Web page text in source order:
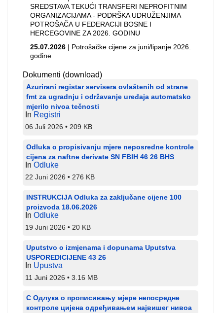
SREDSTAVA TEKUĆI TRANSFERI NEPROFITNIM
ORGANIZACIJAMA - PODRŠKA UDRUŽENJIMA
POTROŠAČA U FEDERACIJI BOSNE I
HERCEGOVINE ZA 2026. GODINU
25.07.2026 | Potrošačke cijene za juni/lipanje 2026.
godine
Dokumenti (download)
Azurirani registar servisera ovlaštenih od strane
fmt za ugradnju i održavanje uređaja automatsko
mjerilo nivoa tečnosti
In Registri
06 Juli 2026 209 KB
Odluka o propisivanju mjere neposredne kontrole
cijena za naftne derivate SN FBIH 46 26 BHS
In Odluke
22 Juni 2026 276 KB
INSTRUKCIJA Odluka za zaključane cijene 100
proizvoda 18.06.2026
In Odluke
19 Juni 2026 20 KB
Uputstvo o izmjenama i dopunama Uputstva
USPOREDICIJENE 43 26
In Upustva
11 Juni 2026 3.16 MB
С Одлука о прописивању мјере непосредне
контроле цијена одређивањем највишег нивоа